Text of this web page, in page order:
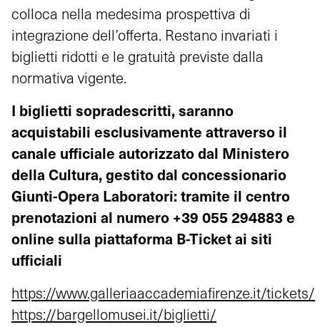
colloca nella medesima prospettiva di
integrazione dell’offerta. Restano invariati i
biglietti ridotti e le gratuità previste dalla
normativa vigente.
I biglietti sopradescritti, saranno
acquistabili esclusivamente attraverso il
canale ufficiale autorizzato dal Ministero
della Cultura, gestito dal concessionario
Giunti-Opera Laboratori: tramite il centro
prenotazioni al numero +39 055 294883 e
online sulla piattaforma B-Ticket ai siti
ufficiali
https://www.galleriaaccademiafirenze.it/tickets/
https://bargellomusei.it/biglietti/